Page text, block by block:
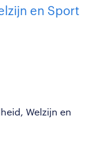
en Sport
Welzijn en